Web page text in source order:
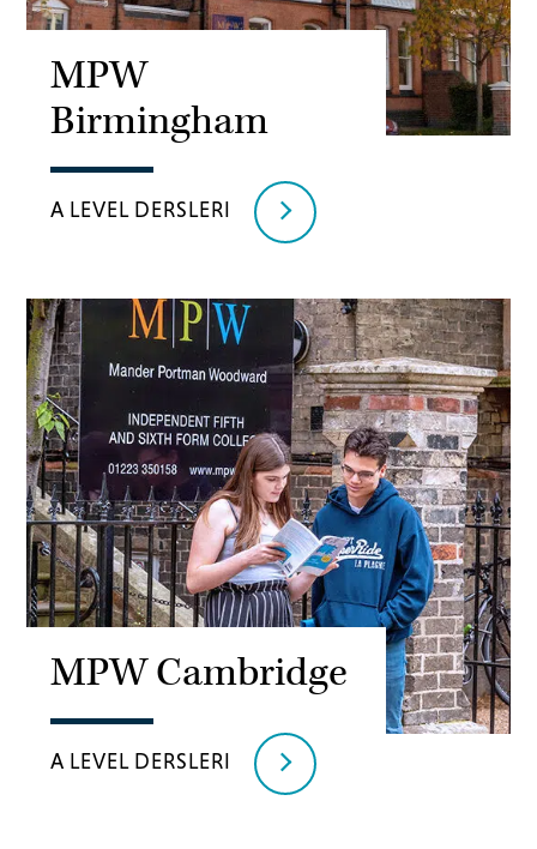
MPW
Birmingham
A LEVEL DERSLERI
MPW Cambridge
A LEVEL DERSLERI